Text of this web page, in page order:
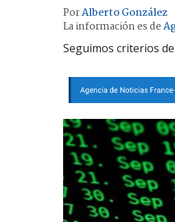
PorAlberto González
La información es de
Seguimos criterios de